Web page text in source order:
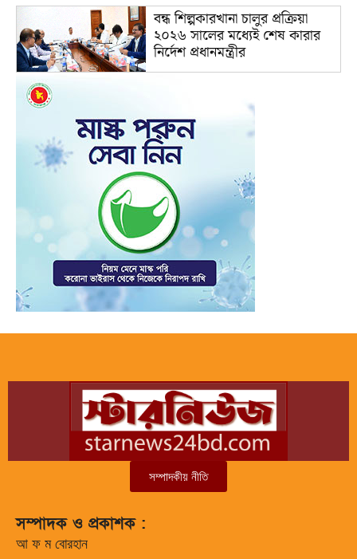
বন্ধ শিল্পকারখানা চালুর প্রক্রিয়া
২০২৬ সালের মধ্যেই শেষ কারার
নির্দেশ প্রধানমন্ত্রীর
সম্পাদকীয় নীতি
সম্পাদক ও প্রকাশক :
আ ফ ম বোরহান